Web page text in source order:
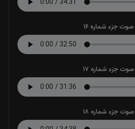
صوت جزء شماره 16
صوت جزء شماره 17
صوت جزء شماره 18